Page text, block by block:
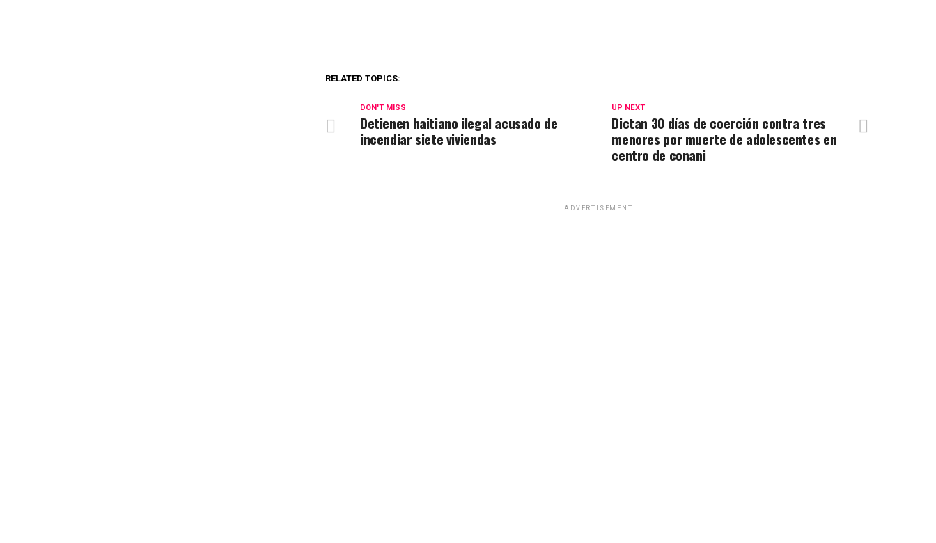
RELATED TOPICS:
UP NEXT
Dictan 30 días de coerción contra tres
menores por muerte de adolescentes en
centro de conani
DON'T MISS
Detienen haitiano ilegal acusado de
incendiar siete viviendas
ADVERTISEMENT